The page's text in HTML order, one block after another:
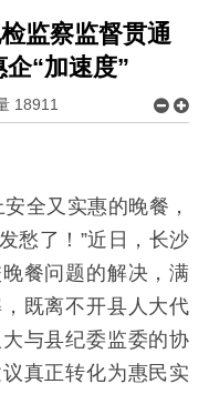
监察监督贯通
“加速度”
18911
全又实惠的晚餐，
愁了！”近日，长沙
餐问题的解决，满
既离不开县人大代
与县纪委监委的协
真正转化为惠民实